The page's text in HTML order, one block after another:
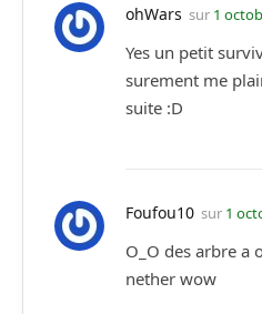
ohWars sur 1
Yes un petit
surement me
suite :D
Foufou10 sur 1
O_O des arbre a
nether wow